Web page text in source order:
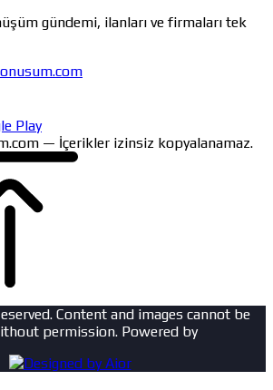
gündemi, ilanları ve firmaları tek
— İçerikler izinsiz kopyalanamaz.
Content and images cannot be
permission. Powered by